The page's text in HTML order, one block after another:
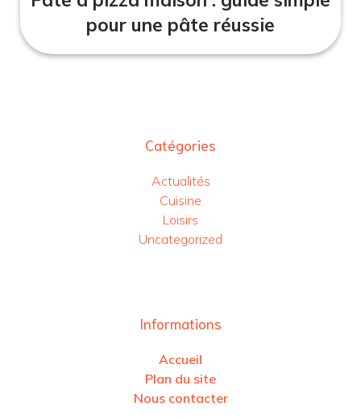
pour une pâte réussie
Catégories
Actualités
Cuisine
Loisirs
Uncategorized
Informations
Accueil
Plan du site
Nous contacter